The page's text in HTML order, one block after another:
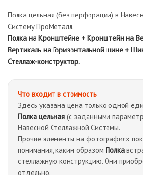
Полка цельная (без перфорации) в
Систему ПроМеталл.
Полка на Кронштейне + Кронштейн на
Вертикаль на Горизонтальной шине +
Стеллаж-конструктор.
Что входит в стоимость
Здесь указана цена только одной
Полка цельная (с заданными
Навесной Стеллажной Системы.
Прочие элементы на фотографиях
понимания, каким образом Полка
стеллажную конструкцию. Они
отдельно.